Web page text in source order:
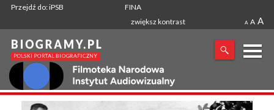
Przejdź do: iPSB
FINA
zwiększ kontrast
A A A
X